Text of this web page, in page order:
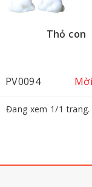
Thỏ con
PV0094
Đang xem 1/1